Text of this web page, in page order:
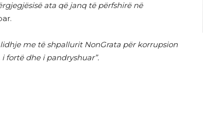
ata që janq të përfshirë në
lidhje me të shpallurit NonGrata për korrupsion
fortë dhe i pandryshuar”.